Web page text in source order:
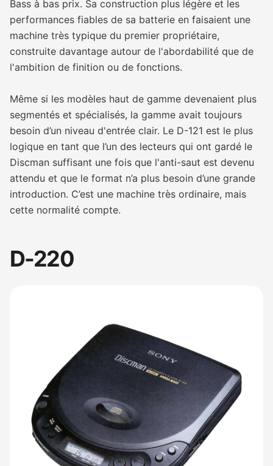
Bass à bas prix. Sa construction plus légère et les
performances fiables de sa batterie en faisaient une
machine très typique du premier propriétaire,
construite davantage autour de l'abordabilité que de
l'ambition de finition ou de fonctions.
Même si les modèles haut de gamme devenaient plus
segmentés et spécialisés, la gamme avait toujours
besoin d’un niveau d'entrée clair. Le D-121 est le plus
logique en tant que l’un des lecteurs qui ont gardé le
Discman suffisant une fois que l'anti-saut est devenu
attendu et que le format n’a plus besoin d’une grande
introduction. C’est une machine très ordinaire, mais
cette normalité compte.
D-220